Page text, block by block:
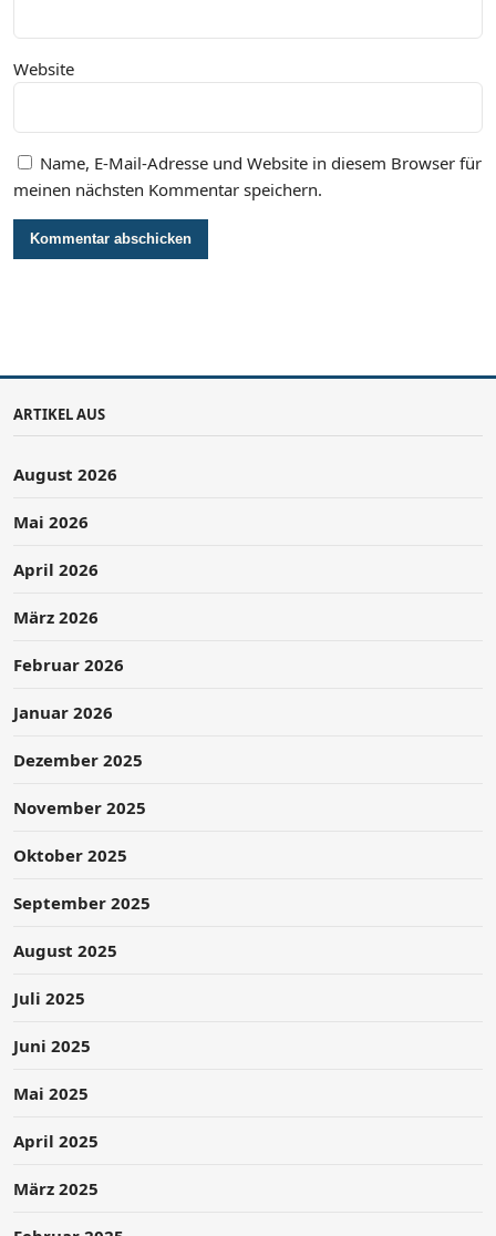
Website
Name, E-Mail-Adresse und Website in diesem Browser für
meinen nächsten Kommentar speichern.
ARTIKEL AUS
August 2026
Mai 2026
April 2026
März 2026
Februar 2026
Januar 2026
Dezember 2025
November 2025
Oktober 2025
September 2025
August 2025
Juli 2025
Juni 2025
Mai 2025
April 2025
März 2025